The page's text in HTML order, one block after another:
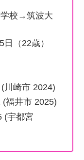
学校→筑波大
（22歳）
川崎市 2024)
福井市 2025)
(宇都宮